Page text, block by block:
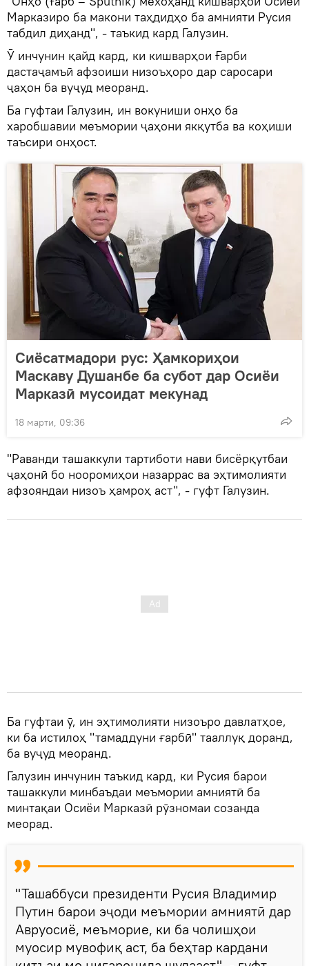
Марказиро ба макони таҳдидҳо ба амнияти Русия
табдил диҳанд", - таъкид кард Галузин.
Ӯ инчунин қайд кард, ки кишварҳои Ғарби
дастаҷамъӣ афзоиши низоъҳоро дар саросари
ҷаҳон ба вуҷуд меоранд.
Ба гуфтаи Галузин, ин вокуниши онҳо ба
харобшавии меъмории ҷаҳони якқутба ва коҳиши
таъсири онҳост.
Сиёсатмадори рус: Ҳамкориҳои
Маскаву Душанбе ба субот дар Осиёи
Марказӣ мусоидат мекунад
18 марти, 09:36
"Раванди ташаккули тартиботи нави бисёрқутбаи
ҷаҳонӣ бо нооромиҳои назаррас ва эҳтимолияти
афзояндаи низоъ ҳамроҳ аст", - гуфт Галузин.
Ба гуфтаи ӯ, ин эҳтимолияти низоъро давлатҳое,
ки ба истилоҳ "тамаддуни ғарбӣ" тааллуқ доранд,
ба вуҷуд меоранд.
Галузин инчунин таъкид кард, ки Русия барои
ташаккули минбаъдаи меъмории амниятӣ ба
минтақаи Осиёи Марказӣ рӯзномаи созанда
меорад.
"Ташаббуси президенти Русия Владимир
Путин барои эҷоди меъмории амниятӣ дар
Авруосиё, меъморие, ки ба чолишҳои
муосир мувофиқ аст, ба беҳтар кардани